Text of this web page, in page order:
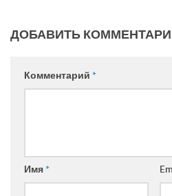
ДОБАВИТЬ
Комментарий *
Имя*